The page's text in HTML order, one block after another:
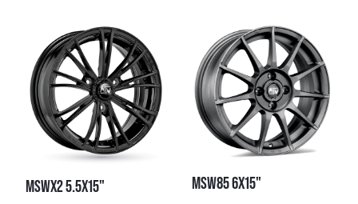
MSWX2 5.5X15" MSW85 6X15"